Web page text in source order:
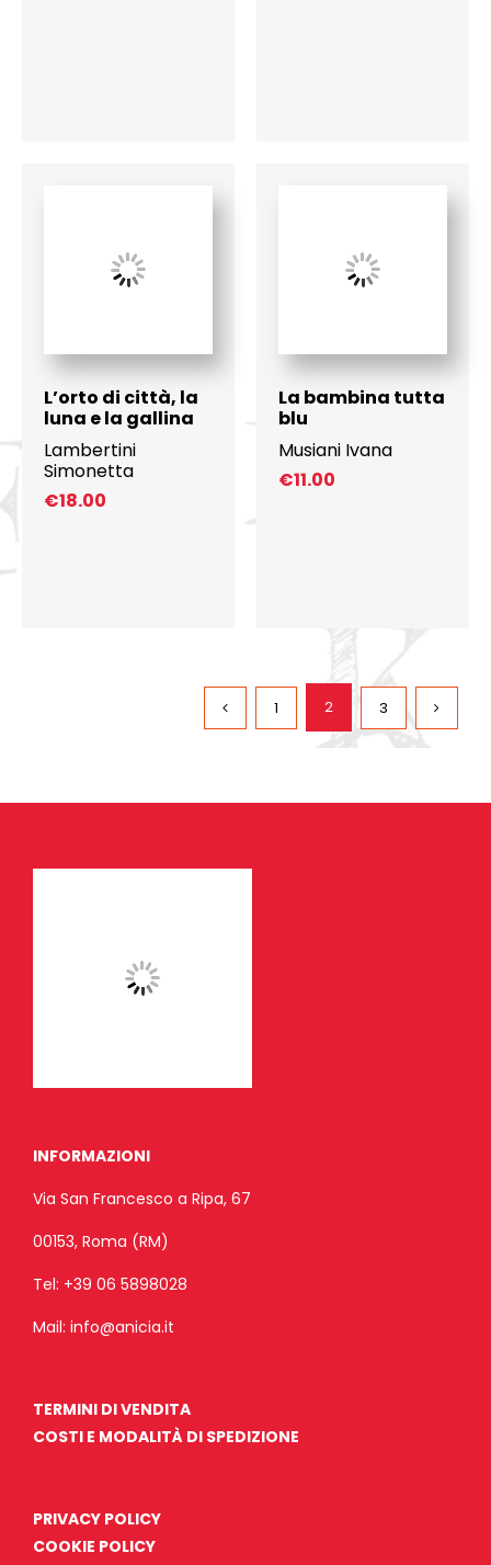
L’orto di città, la
luna e la gallina
Lambertini
Simonetta
€18.00
La bambina tutta
blu
Musiani Ivana
€11.00
1 2 3
INFORMAZIONI
Via San Francesco a Ripa, 67
00153, Roma (RM)
Tel: +39 06 5898028
Mail: info@anicia.it
TERMINI DI VENDITA
COSTI E MODALITÀ DI SPEDIZIONE
PRIVACY POLICY
COOKIE POLICY